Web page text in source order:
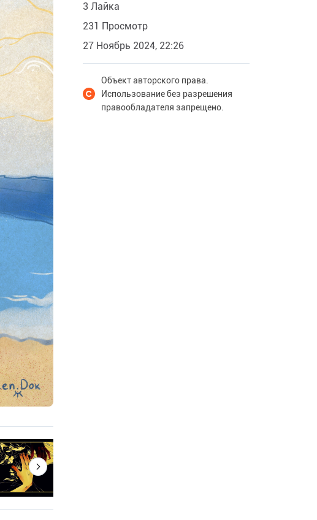
3 Лайка
231 Просмотр
27 Ноябрь 2024, 22:26
Объект авторского права.
Использование без разрешения
правообладателя запрещено.